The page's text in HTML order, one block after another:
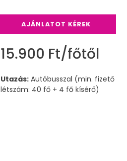
AJÁNLATOT KÉREK
15.900 Ft/főtől
Utazás:Autóbusszal (min. fizető
létszám: 40 fő + 4 fő kísérő)